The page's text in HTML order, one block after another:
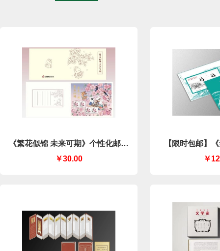
《繁花似锦 未来可期》个性化邮折
（中国集邮有限公司）
￥30.00
【限时包邮】
￥